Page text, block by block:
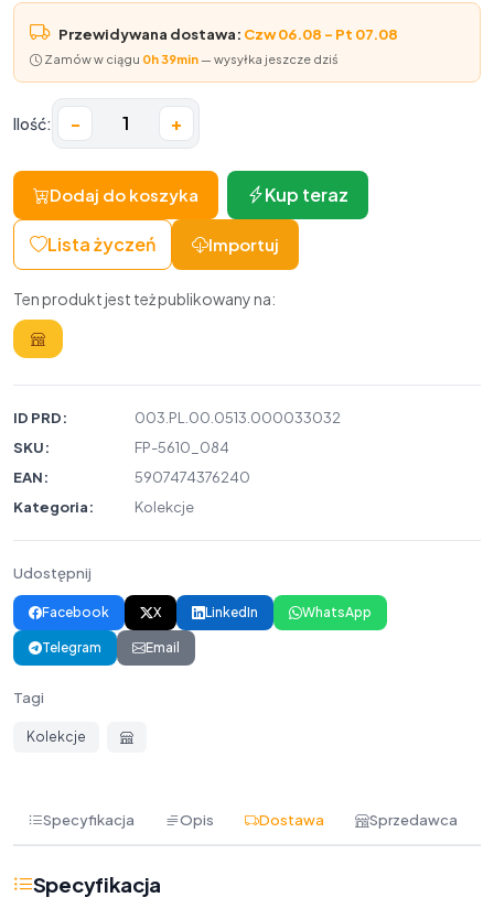
Przewidywana dostawa: Czw 06.08 – Pt 07.08
Zamów w ciągu 0h 39min— wysyłka jeszcze dziś
Ilość: − +
Dodaj do koszyka Kup teraz
Lista życzeń Importuj
Ten produkt jest też publikowany na:
ID PRD:
003.PL.00.0513.000033032
SKU:
FP-5610_084
EAN:
5907474376240
Kategoria:
Kolekcje
Udostępnij
Facebook X LinkedIn WhatsApp
Telegram Email
Tagi
Kolekcje
Specyfikacja Opis Dostawa Sprzedawca
Specyfikacja